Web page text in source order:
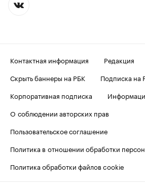
Контактная информация
Редакция
Скрыть баннеры на РБК
Подписка на
Корпоративная подписка
О соблюдении авторских прав
Пользовательское соглашение
Политика в отношении обработки
Политика обработки файлов cookie